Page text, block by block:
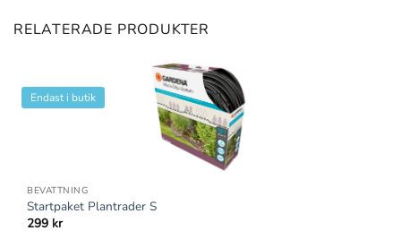
RELATERADE PRODUKTER
Endast i butik
BEVATTNING
Startpaket Plantrader S
299 kr